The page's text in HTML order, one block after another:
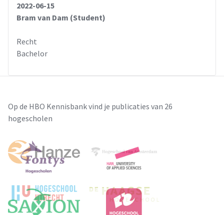
2022-06-15
Bram van Dam (Student)
Recht
Bachelor
Op de HBO Kennisbank vind je publicaties van 26
hogescholen